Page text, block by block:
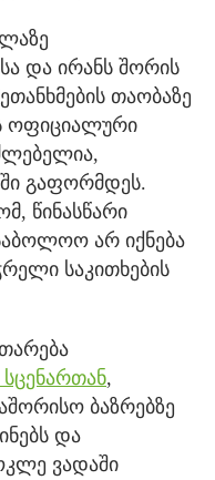
და ირანს შორის
თაობაზე
ოფიციალური
გაფორმდეს.
წინასწარი
არ იქნება
საკითხების
სცენართან,
ბაზრებზე
და
ვადაში